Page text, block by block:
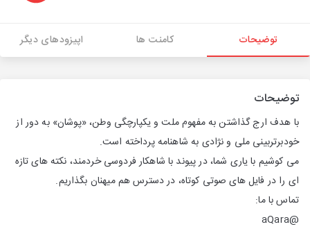
توضیحات کامنت ها اپیزودهای دیگر
توضیحات
با هدف ارج گذاشتن به مفهوم ملت و یکپارچگی وطن، «پوشان» به دور از
خودبرتربینی ملی و نژادی به شاهنامه پرداخته است.
می کوشیم با یاری شما، در پیوند با شاهکار فردوسی خردمند، نکته های تازه
ای را در فایل های صوتی کوتاه، در دسترس هم میهنان بگذاریم.
تماس با ما:
@aQara